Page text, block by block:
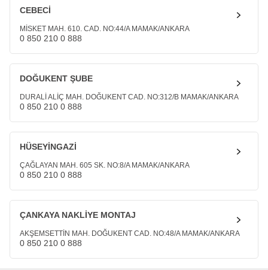
CEBECİ
MİSKET MAH. 610. CAD. NO:44/A MAMAK/ANKARA
0 850 210 0 888
DOĞUKENT ŞUBE
DURALİ ALİÇ MAH. DOĞUKENT CAD. NO:312/B MAMAK/ANKARA
0 850 210 0 888
HÜSEYİNGAZİ
ÇAĞLAYAN MAH. 605 SK. NO:8/A MAMAK/ANKARA
0 850 210 0 888
ÇANKAYA NAKLİYE MONTAJ
AKŞEMSETTİN MAH. DOĞUKENT CAD. NO:48/A MAMAK/ANKARA
0 850 210 0 888